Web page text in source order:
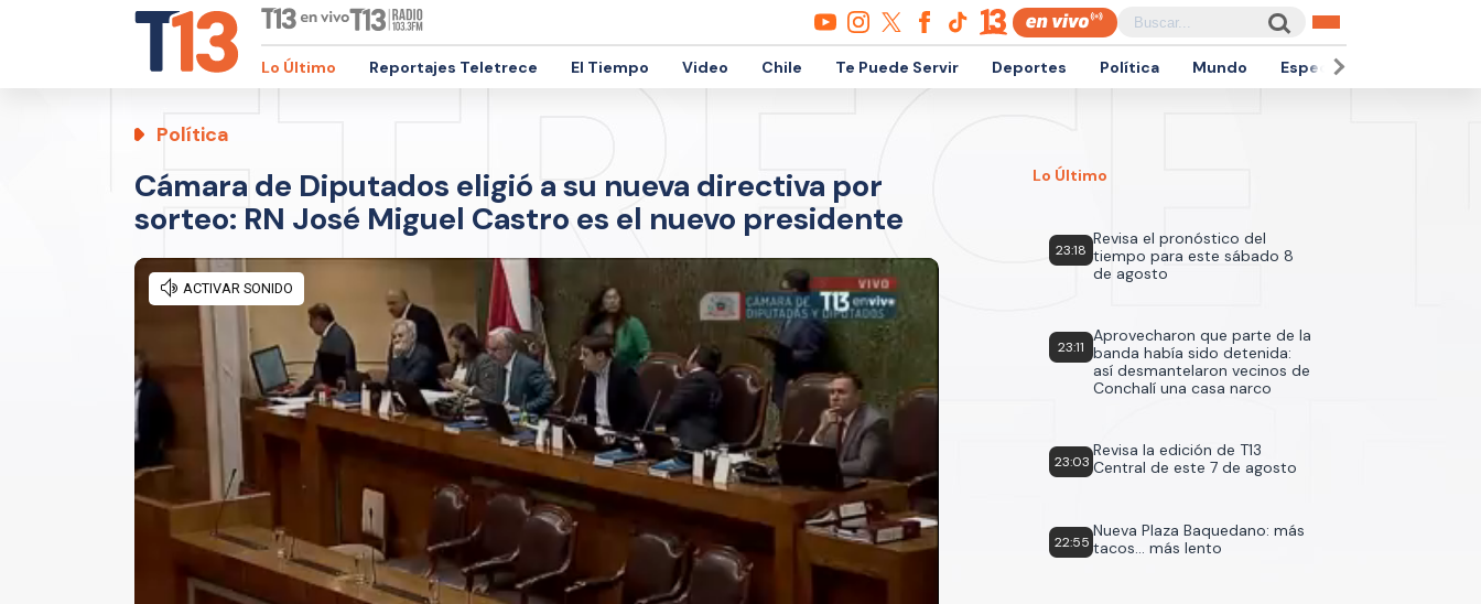
Lo Último Reportajes Teletrece El Tiempo Video Chile Te Puede Servir Deportes Política Mundo Espectáculos
Política
Cámara de Diputados eligió a su nueva directiva por
sorteo: RN José Miguel Castro es el nuevo presidente
Lo Último
23:18
Revisa el pronóstico del
tiempo para este sábado 8
de agosto
23:11
Aprovecharon que parte de la
banda había sido detenida:
así desmantelaron vecinos de
Conchalí una casa narco
23:03
Revisa la edición de T13
Central de este 7 de agosto
22:55
Nueva Plaza Baquedano: más
tacos... más lento